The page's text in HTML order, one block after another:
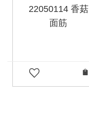
22050114 香菇
面筋